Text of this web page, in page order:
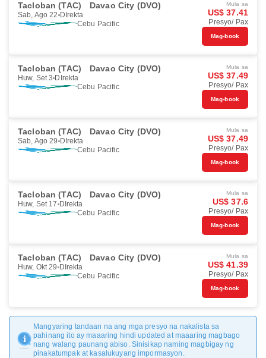
Tacloban (TAC) Davao City (DVO)
Sab, Ago 22 DIrekta
Cebu Pacific
Mula sa
US$ 37.41
Presyo/ Pax
Mag-book
Tacloban (TAC) Davao City (DVO)
Huw, Set 3 DIrekta
Cebu Pacific
Mula sa
US$ 37.49
Presyo/ Pax
Mag-book
Tacloban (TAC) Davao City (DVO)
Sab, Ago 29 DIrekta
Cebu Pacific
Mula sa
US$ 37.49
Presyo/ Pax
Mag-book
Tacloban (TAC) Davao City (DVO)
Huw, Set 17 DIrekta
Cebu Pacific
Mula sa
US$ 37.6
Presyo/ Pax
Mag-book
Tacloban (TAC) Davao City (DVO)
Huw, Okt 29 DIrekta
Cebu Pacific
Mula sa
US$ 41.39
Presyo/ Pax
Mag-book
Mangyaring tandaan na ang mga presyo na nakalista sa
pahinang ito ay maaaring hindi updated at maaaring magbago
nang walang paunang abiso. Sinisikap naming magbigay ng
pinakatumpak at kasalukuyang impormasyon.